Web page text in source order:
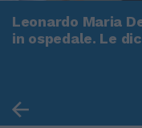
Leonardo Maria
in ospedale. Le